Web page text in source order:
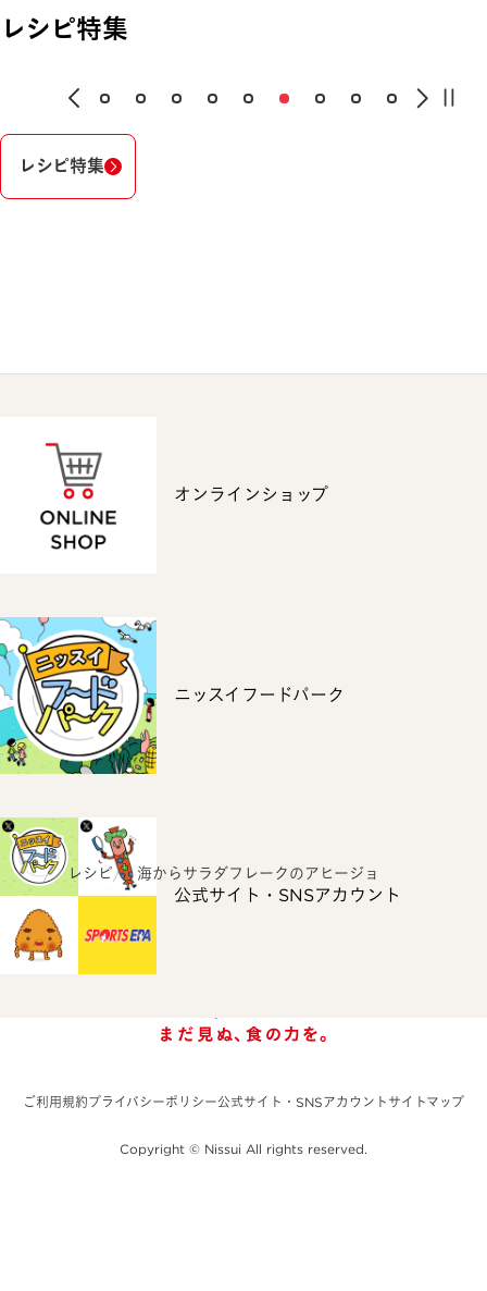
レシピ特集
レシピ特集
オンラインショップ
ニッスイフードパーク
公式サイト・SNSアカウント
ホーム レシピ 海からサラダフレークのアヒージョ
ご利用規約プライバシーポリシー公式サイト・SNSアカウント サイトマップ
Copyright © Nissui All rights reserved.